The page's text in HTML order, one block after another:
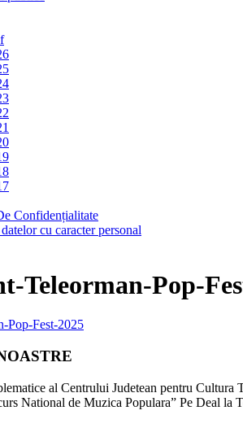
Confidențialitate
cu caracter personal
Teleorman-Pop-
Pop-Fest-2025
al Centrului Judetean pentru
National de Muzica Populara” Pe Deal la